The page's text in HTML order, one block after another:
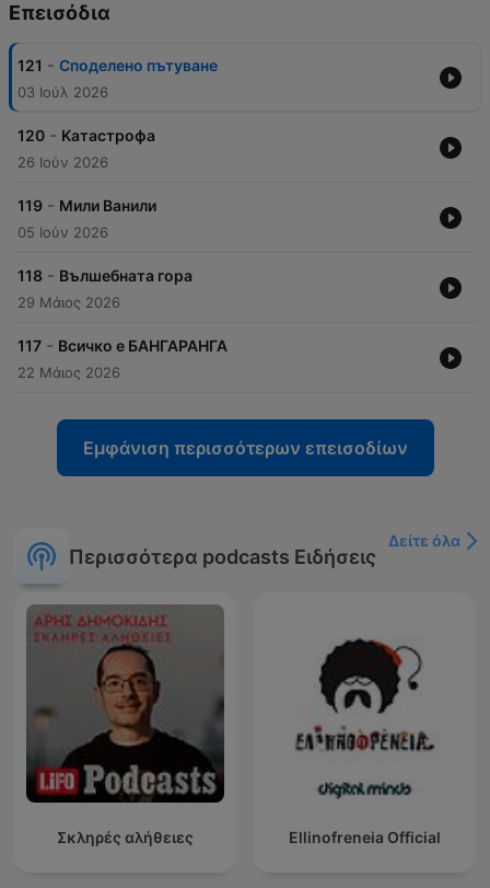
Επεισόδια
121 - Споделено пътуване
03 Ιούλ 2026
120 - Kатастрофa
26 Ιούν 2026
119 - Мили Ванили
05 Ιούν 2026
118 - Вълшебната гора
29 Μάιος 2026
117 - Всичко е БАНГАРАНГА
22 Μάιος 2026
Εμφάνιση περισσότερων επεισοδίων
Περισσότερα podcasts Ειδήσεις
Δείτε όλα
Σκληρές αλήθειες Ellinofreneia Official